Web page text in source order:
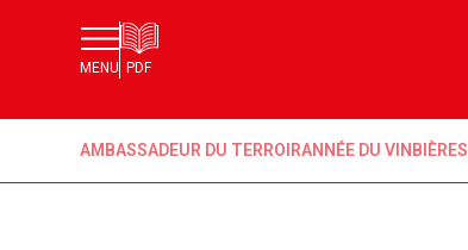
MENU PDF
AMBASSADEUR DU TERROIRANNÉE DU VIN BIÈRES